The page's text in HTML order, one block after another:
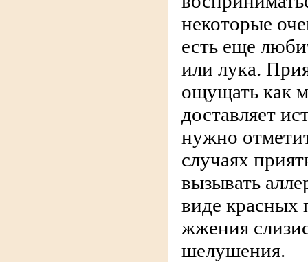
некоторые
есть еще
или лука.
ощущать как
доставляет
нужно
случаях
вызывать
виде красных
жжения
шелушения.